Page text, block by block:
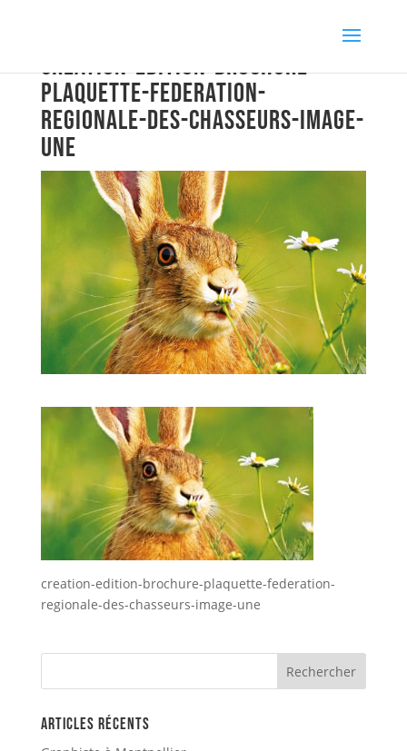
creation-edition-brochure-
plaquette-federation-
regionale-des-chasseurs-image-
une
creation-edition-brochure-plaquette-federation-
regionale-des-chasseurs-image-une
Articles récents